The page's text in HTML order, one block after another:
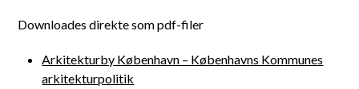
Downloades direkte som pdf-filer
Arkitekturby København – Københavns Kommunes
arkitekturpolitik